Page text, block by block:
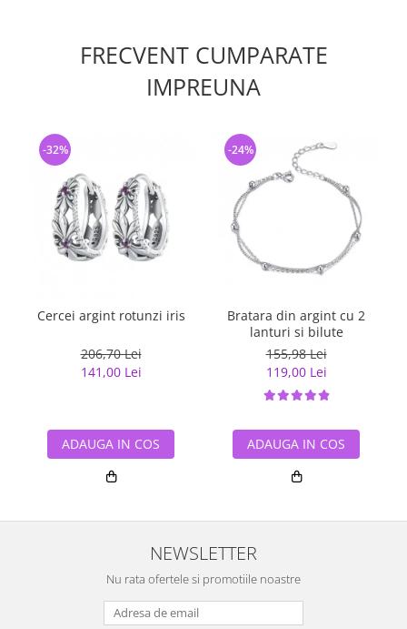
FRECVENT CUMPARATE
IMPREUNA
Cercei argint rotunzi iris
206,70 Lei
141,00 Lei
-32%
ADAUGA IN COS
Bratara din argint cu 2
lanturi si bilute
155,98 Lei
119,00 Lei
-24%
ADAUGA IN COS
NEWSLETTER
Nu rata ofertele si promotiile noastre